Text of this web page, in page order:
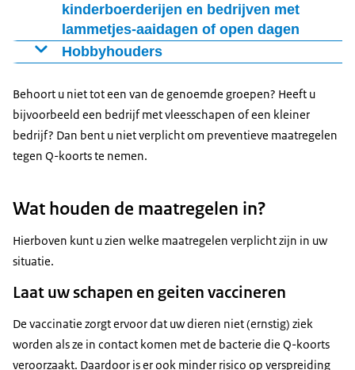
Laat uw dieren vaccineren.
Registreer de vaccinaties in het
kinderboerderijen en bedrijven met
lammetjes-aaidagen of open dagen
U moet aan de volgende wettelijke eisen voldoen:
Registreer de vaccinaties in het
Hobbyhouders
Laat geen bezoekers bij de dieren als er lammetjes
geboren worden, dus in de periode van aflammeren.
Laat uw dieren vaccineren als u ermee naar een
tentoonstelling, evenement of keuring gaat. Dit is
het
Behoort u niet tot een van de genoemde groepen? Heeft u
bijvoorbeeld een bedrijf met vleesschapen of een kleiner
bedrijf? Dan bent u niet verplicht om preventieve maatregelen
tegen Q-koorts te nemen.
Wat houden de maatregelen in?
Hierboven kunt u zien welke maatregelen verplicht zijn in uw
situatie.
Laat uw schapen en geiten vaccineren
De vaccinatie zorgt ervoor dat uw dieren niet (ernstig) ziek
worden als ze in contact komen met de bacterie die Q-koorts
veroorzaakt. Daardoor is er ook minder risico op verspreiding